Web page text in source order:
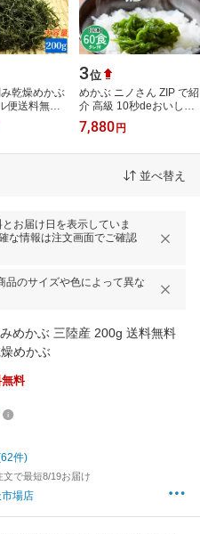
乾燥めかぶ
便送料無料
質のめかぶ
伊勢志摩産
3位
めかぶ ニノさん ZIP で紹
介 高級 10秒deおいしい
めかぶ 60食 2箱 タレ付
三陸産 スライス 刻み き
7,880 円
並べ替え
お届け日を表示していま
な情報は注文画面でご確認
品のサイズや色によって異な
めかぶ 三陸産 200g 送料無料
めかぶ
料
件)
文で最短8/19お届け
場店